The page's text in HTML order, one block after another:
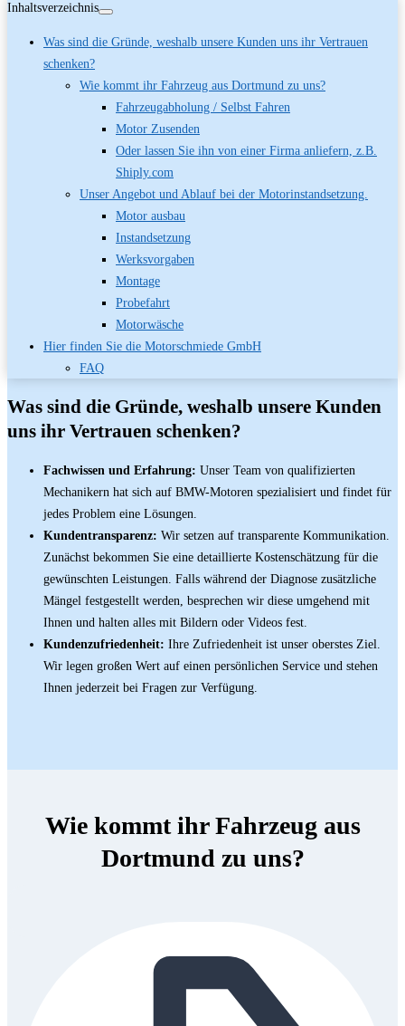
Inhaltsverzeichnis
Was sind die Gründe, weshalb unsere Kunden uns ihr Vertrauen
schenken?
Wie kommt ihr Fahrzeug aus Dortmund zu uns?
Fahrzeugabholung / Selbst Fahren
Motor Zusenden
Oder lassen Sie ihn von einer Firma anliefern, z.B.
Shiply.com
Unser Angebot und Ablauf bei der Motorinstandsetzung.
Motor ausbau
Instandsetzung
Werksvorgaben
Montage
Probefahrt
Motorwäsche
Hier finden Sie die Motorschmiede GmbH
FAQ
Was sind die Gründe, weshalb unsere Kunden
uns ihr Vertrauen schenken?
Fachwissen und Erfahrung: Unser Team von qualifizierten
Mechanikern hat sich auf BMW-Motoren spezialisiert und findet für
jedes Problem eine Lösungen.
Kundentransparenz: Wir setzen auf transparente Kommunikation.
Zunächst bekommen Sie eine detaillierte Kostenschätzung für die
gewünschten Leistungen. Falls während der Diagnose zusätzliche
Mängel festgestellt werden, besprechen wir diese umgehend mit
Ihnen und halten alles mit Bildern oder Videos fest.
Kundenzufriedenheit: Ihre Zufriedenheit ist unser oberstes Ziel.
Wir legen großen Wert auf einen persönlichen Service und stehen
Ihnen jederzeit bei Fragen zur Verfügung.
Wie kommt ihr Fahrzeug aus
Dortmund zu uns?